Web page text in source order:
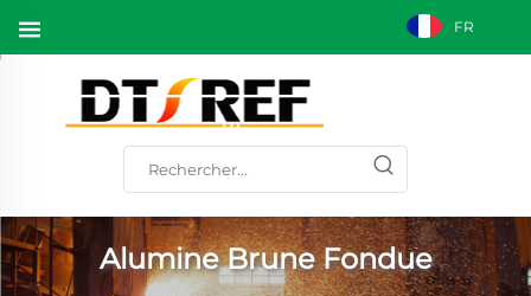
FR
Alumine Brune Fondue